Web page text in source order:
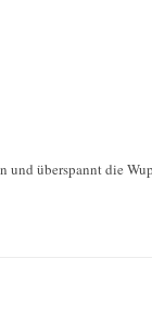
und überspannt die